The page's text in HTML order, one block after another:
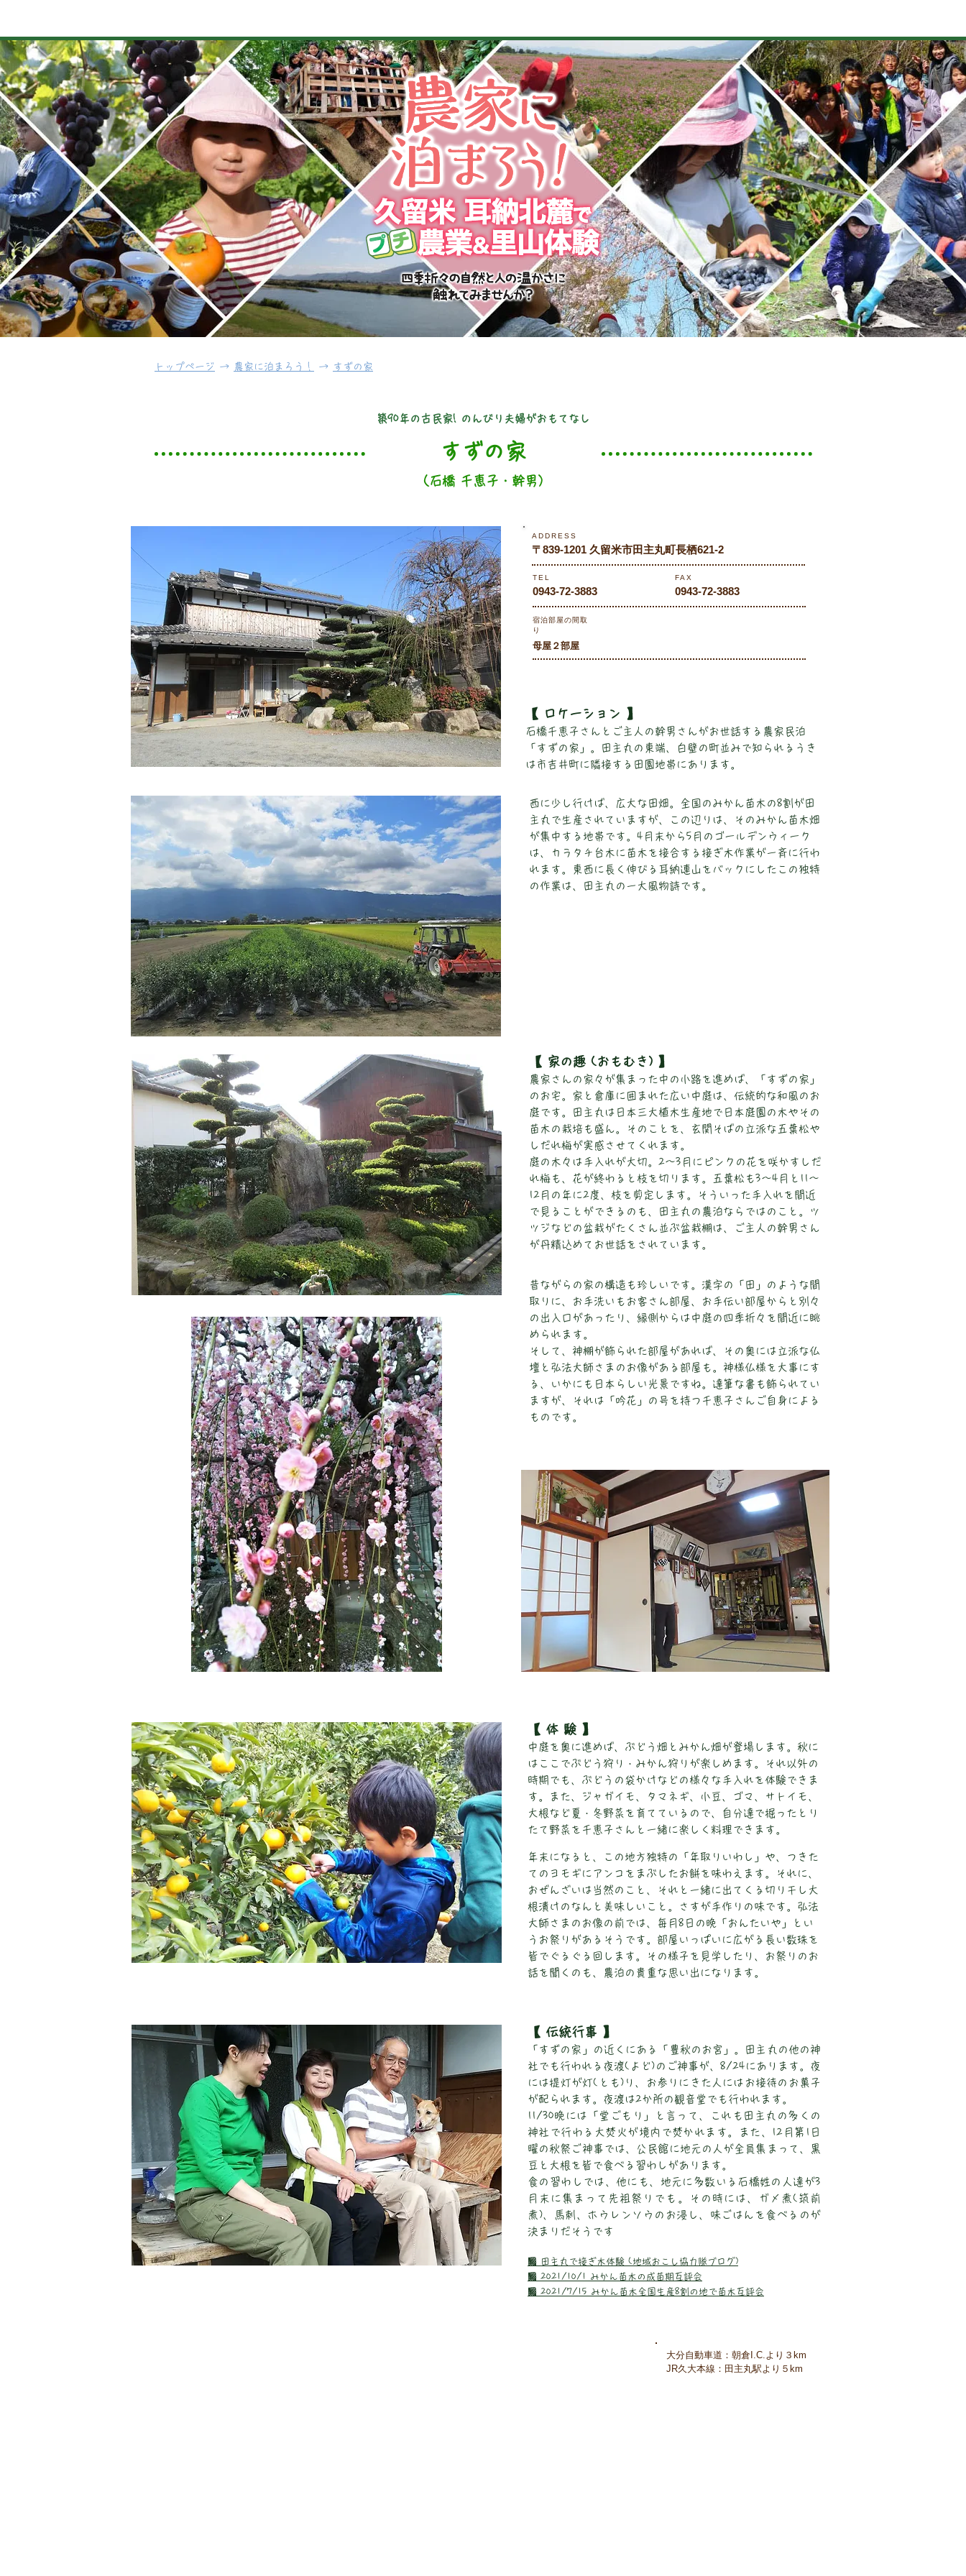
トップページ → 農家に泊まろう！ → すずの家
築90年の古民家! のんびり夫婦がおもてなし
すずの家
（石橋 千恵子・幹男）
ADDRESS
〒839-1201 久留米市田主丸町長栖621-2
TEL
0943-72-3883
FAX
0943-72-3883
宿泊部屋の間取
り
母屋２部屋
【 ロケーション 】
石橋千恵子さんとご主人の幹男さんがお世話する農家民泊
「すずの家」。田主丸の東端、白壁の町並みで知られるうき
は市吉井町に隣接する田園地帯にあります。
西に少し行けば、広大な田畑。全国のみかん苗木の8割が田
主丸で生産されていますが、この辺りは、そのみかん苗木畑
が集中する地帯です。4月末から5月のゴールデンウィーク
は、カラタチ台木に苗木を接合する接ぎ木作業が一斉に行わ
れます。東西に長く伸びる耳納連山をバックにしたこの独特
の作業は、田主丸の一大風物詩です。
【 家の趣 (おもむき) 】
農家さんの家々が集まった中の小路を進めば、「すずの家」
のお宅。家と倉庫に囲まれた広い中庭は、伝統的な和風のお
庭です。田主丸は日本三大植木生産地で日本庭園の木やその
苗木の栽培も盛ん。そのことを、玄関そばの立派な五葉松や
しだれ梅が実感させてくれます。
庭の木々は手入れが大切。2～3月にピンクの花を咲かすしだ
れ梅も、花が終わると枝を切ります。五葉松も3～4月と11～
12月の年に2度、枝を剪定します。そういった手入れを間近
で見ることができるのも、田主丸の農泊ならではのこと。ツ
ツジなどの盆栽がたくさん並ぶ盆栽棚は、ご主人の幹男さん
が丹精込めてお世話をされています。
昔ながらの家の構造も珍しいです。漢字の「田」のような間
取りに、お手洗いもお客さん部屋、お手伝い部屋からと別々
の出入口があったり、縁側からは中庭の四季折々を間近に眺
められます。
そして、神棚が飾られた部屋があれば、その奥には立派な仏
壇と弘法大師さまのお像がある部屋も。神様仏様を大事にす
る、いかにも日本らしい光景ですね。達筆な書も飾られてい
ますが、それは「吟花」の号を持つ千恵子さんご自身による
ものです 。
【 体 験 】
中庭を奥に進めば、ぶどう畑とみかん畑が登場します。秋に
はここでぶどう狩り・みかん狩りが楽しめます。それ以外の
時期でも、ぶどうの袋かけなどの様々な手入れを体験できま
す。また、ジャガイモ、タマネギ、小豆、ゴマ、サトイモ、
大根など夏・冬野菜を育てているので、自分達で掘ったとり
たて野菜を千恵子さんと一緒に楽しく料理できます。
年末になると、この地方独特の「年取りいわし」や、つきた
てのヨモギにアンコをまぶしたお餅を味わえます。それに、
おぜんざいは当然のこと、それと一緒に出てくる切り干し大
根漬けのなんと美味しいこと。さすが手作りの味です。弘法
大師さまのお像の前では、毎月8日の晩「おんたいや」とい
うお祭りがあるそうです。部屋いっぱいに広がる長い数珠を
皆でぐるぐる回します。その様子を見学したり、お祭りのお
話を聞くのも、農泊の貴重な思い出になります。
【 伝統行事 】
「すずの家」の近くにある「豊秋のお宮」。田主丸の他の神
社でも行われる夜渡(よど)のご神事が、8/24にあります。夜
には提灯が灯(とも)り、お参りにきた人にはお接待のお菓子
が配られます。夜渡は2か所の観音堂でも行われます。
11/30晩には「堂ごもり」と言って、これも田主丸の多くの
神社で行わる大焚火が境内で焚かれます。また、12月第1日
曜の秋祭ご神事では、公民館に地元の人が全員集まって、黒
豆と大根を皆で食べる習わしがあります。
食の習わしでは、他にも、地元に多数いる石橋姓の人達が3
月末に集まって先祖祭りでも。その時には、ガメ煮(筑前
煮)、馬刺、ホウレンソウのお浸し、味ごはんを食べるのが
決まりだそうです
■ 田主丸で接ぎ木体験 (地域おこし協力隊ブログ)
■ 2021/10/1 みかん苗木の成苗期互評会
■ 2021/7/15 みかん苗木全国生産8割の地で苗木互評会
大分自動車道：朝倉I.C.より３km
JR久大本線：田主丸駅より５km